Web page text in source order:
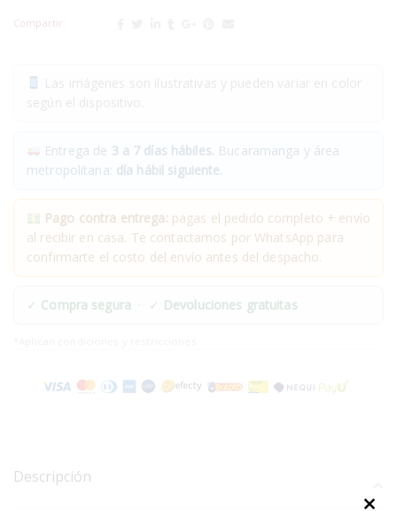
Compartir:
Entrega de 3 a 7 días hábiles. Bucaramanga y área
metropolitana: día hábil siguiente.
Pago contra entrega: pagas el pedido completo + envío
al recibir en casa. Te contactamos por WhatsApp para
confirmarte el costo del envío antes del despacho.
✓ Compra segura · ✓ Devoluciones gratuitas
Descripción